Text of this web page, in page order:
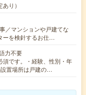
り）
／マンションや戸建てな
ーを検針するお仕…
力不要
須です。・経験、性別・年
置場所は戸建の…